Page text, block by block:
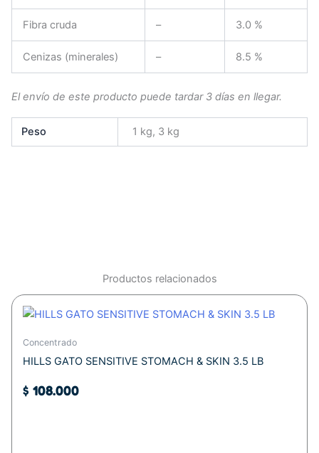
Fibra cruda – 3.0 %
Cenizas (minerales) – 8.5 %
El envío de este producto puede tardar 3 días en llegar.
Peso 1 kg, 3 kg
Productos relacionados
Concentrado
HILLS GATO SENSITIVE STOMACH & SKIN 3.5 LB
$ 108.000